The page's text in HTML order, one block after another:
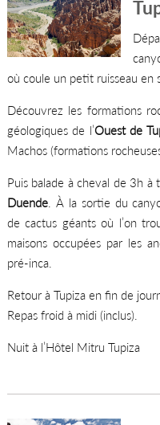
où coule un petit ruisseau en
Découvrez les formations
géologiques de l’Ouest de
Machos (formations
Puis balade à cheval de 3h à
Duende. À la sortie du
de cactus géants où l’on
maisons occupées par les
pré-inca.
Retour à Tupiza en fin de
Repas froid à midi (inclus).
Nuit à l’Hôtel Mitru Tupiza